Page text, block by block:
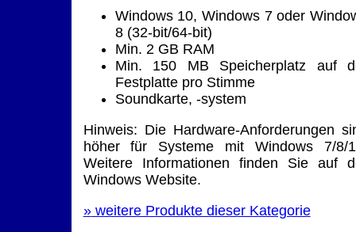
Windows 10, Windows 7 oder
8 (32-bit/64-bit)
Min. 2 GB RAM
Min. 150 MB Speicherplatz auf
Festplatte pro Stimme
Soundkarte, -system
Hinweis: Die Hardware-Anforderungen
höher für Systeme mit Windows 7/8/
Weitere Informationen finden Sie auf
Windows Website.
»weitere Produkte dieser Kategorie